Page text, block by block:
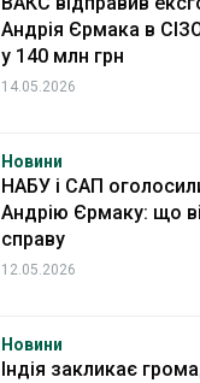
Андрія Єрмака в
у 140 млн грн
14.05.2026
Новини
НАБУ і САП
Андрію Єрмаку: що
справу
12.05.2026
Новини
Індія закликає